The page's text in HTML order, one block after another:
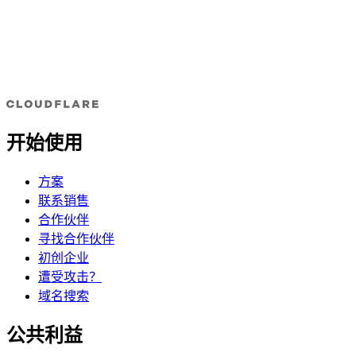
开始使用
方案
联系销售
合作伙伴
寻找合作伙伴
初创企业
遭受攻击？
域名搜索
公共利益